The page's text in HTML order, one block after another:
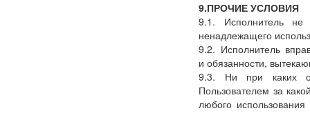
9.ПРОЧИЕ УСЛОВИЯ
9.1. Исполнитель не
ненадлежащего
9.2. Исполнитель
и обязанности,
9.3. Ни при каких
Пользователем за
любого